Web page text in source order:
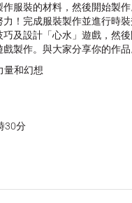
作服裝的材料，然後開始
力！完成服裝製作並進行
巧及設計「心水」遊戲，
製作。與大家分享你的作品
量和幻想
30分